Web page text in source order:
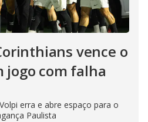
vence o
jogo com falha
erra e abre espaço para o
Paulista